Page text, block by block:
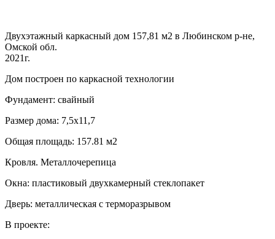
Двухэтажный каркасный дом 157,81 м2 в Любинском р-не,
Омской обл.
2021г.
Дом построен по каркасной технологии
Фундамент: свайный
Размер дома: 7,5х11,7
Общая площадь: 157.81 м2
Кровля. Металлочерепица
Окна: пластиковый двухкамерный стеклопакет
Дверь: металлическая с терморазрывом
В проекте: